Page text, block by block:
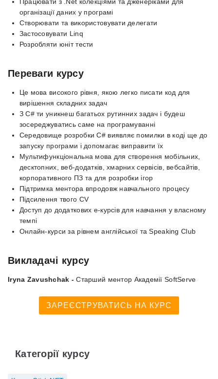
організації даних у програмі
Створювати та використовувати делегати
Застосовувати Linq
Розробляти юніт тести
Переваги курсу
Це мова високого рівня, якою легко писати код для
вирішення складних задач
З С# ти уникнеш багатьох рутинних задач і будеш
зосереджуватись саме на програмуванні
Середовище розробки С# виявляє помилки в коді ще до
запуску програми і допомагає виправити їх
Мультифункціональна мова для створення мобільних,
десктопних, веб-додатків, хмарних сервісів, вебсайтів,
корпоративного ПЗ та для розробки ігор
Підтримка ментора впродовж навчального процесу
Підсилення твого CV
Доступ до додаткових е-курсів для навчання у власному
темпі
Онлайн-курси за рівнем англійської та Speaking Club
Викладачі курсу
Iryna Zavushchak - Старший ментор Академії SoftServe
ЗАРЕЄСТРУВАТИСЬ НА КУРС
Категорії курсу